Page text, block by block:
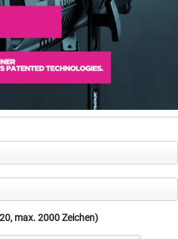
max. 2000 Zeichen)